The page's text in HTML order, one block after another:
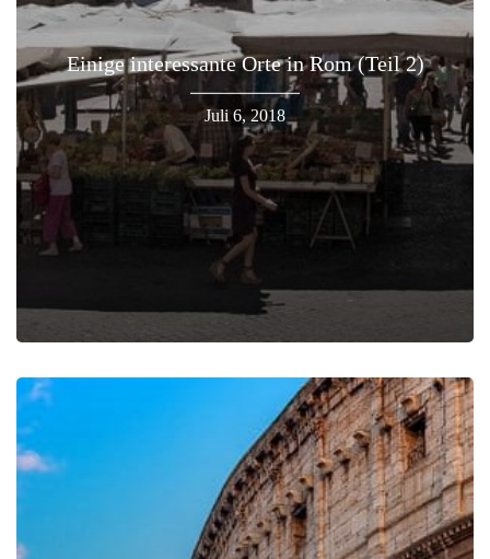
Einige interessante Orte in Rom (Teil 2)
Juli 6, 2018